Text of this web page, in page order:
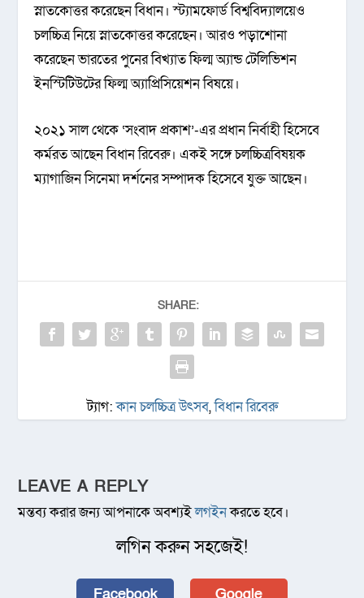
স্নাতকোত্তর করেছেন বিধান। স্ট্যামফোর্ড বিশ্ববিদ্যালয়েও
চলচ্চিত্র নিয়ে স্নাতকোত্তর করেছেন। আরও পড়াশোনা
করেছেন ভারতের পুনের বিখ্যাত ফিল্ম অ্যান্ড টেলিভিশন
ইনস্টিটিউটের ফিল্ম অ্যাপ্রিসিয়েশন বিষয়ে।
২০২১ সাল থেকে ‘সংবাদ প্রকাশ’-এর প্রধান নির্বাহী হিসেবে
কর্মরত আছেন বিধান রিবেরু। একই সঙ্গে চলচ্চিত্রবিষয়ক
ম্যাগাজিন সিনেমা দর্শনের সম্পাদক হিসেবে যুক্ত আছেন।
SHARE:
ট্যাগ:কান চলচ্চিত্র উৎসব,বিধান রিবেরু
LEAVE A REPLY
মন্তব্য করার জন্য আপনাকে অবশ্যইলগইনকরতে হবে।
লগিন করুন সহজেই!